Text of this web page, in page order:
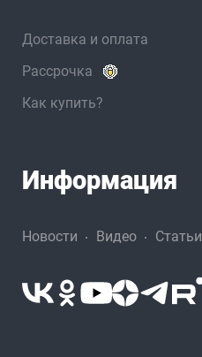
Доставка и оплата
Рассрочка
Как купить?
Информация
Новости Видео Статьи